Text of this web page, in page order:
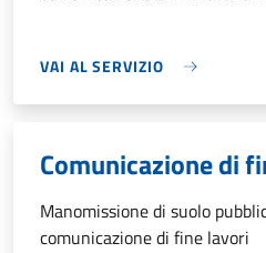
VAI AL SERVIZIO
Comunicazione di
Manomissione di suolo
comunicazione di fine lavori